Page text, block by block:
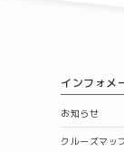
インフォメ
お知らせ
クルーズマッ